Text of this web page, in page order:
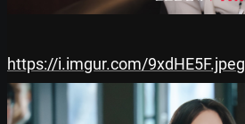
https://i.imgur.com/9xdHE5F.jpeg